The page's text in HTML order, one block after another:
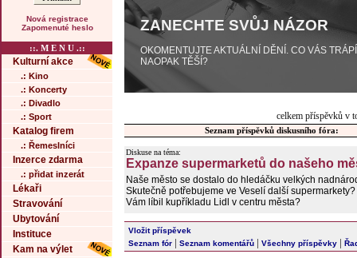
Nová registrace
Zapomenuté heslo
::. M E N U .::
Kulturní akce
.: Kino
.: Koncerty
.: Divadlo
.: Sport
Katalog firem
.: Řemeslníci
Inzerce zdarma
.: přidat inzerát
Lékaři
Stravování
Ubytování
Instituce
Kam na výlet
ZANECHTE SVŮJ NÁZOR
OKOMENTUJTE AKTUÁLNÍ DĚNÍ. CO VÁS
NAOPAK TĚŠÍ?
celkem příspěvků v
Seznam příspěvků diskusního fóra:
Diskuse na téma:
Expanze supermarketů do našeho
Naše město se dostalo do hledáčku velkých
Skutečně potřebujeme ve Veselí další
Vám líbil kupříkladu Lidl v centru města?
Vložit příspěvek
Seznam fór | Seznam komentářů | Všechny příspěvky |